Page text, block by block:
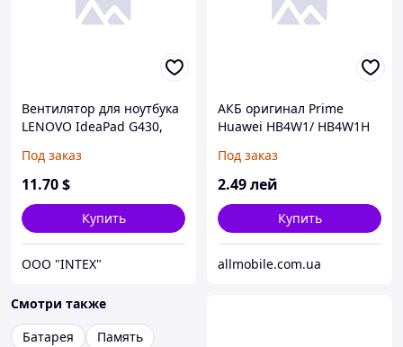
Вентилятор для ноутбука
LENOVO IdeaPad G430,
ASPIRE 5220, 5310, 5315,
5320, 5520, 5710, 5715,
7720;
Под заказ
11.70$
Купить
OOO "INTEX"
АКБ оригинал Prime
Huawei HB4W1/ HB4W1H
U8686/ U8685/ U8951/
Y210/ Y530*
Под заказ
2.49лей
Купить
allmobile.com.ua
Смотри также
Батарея
Память